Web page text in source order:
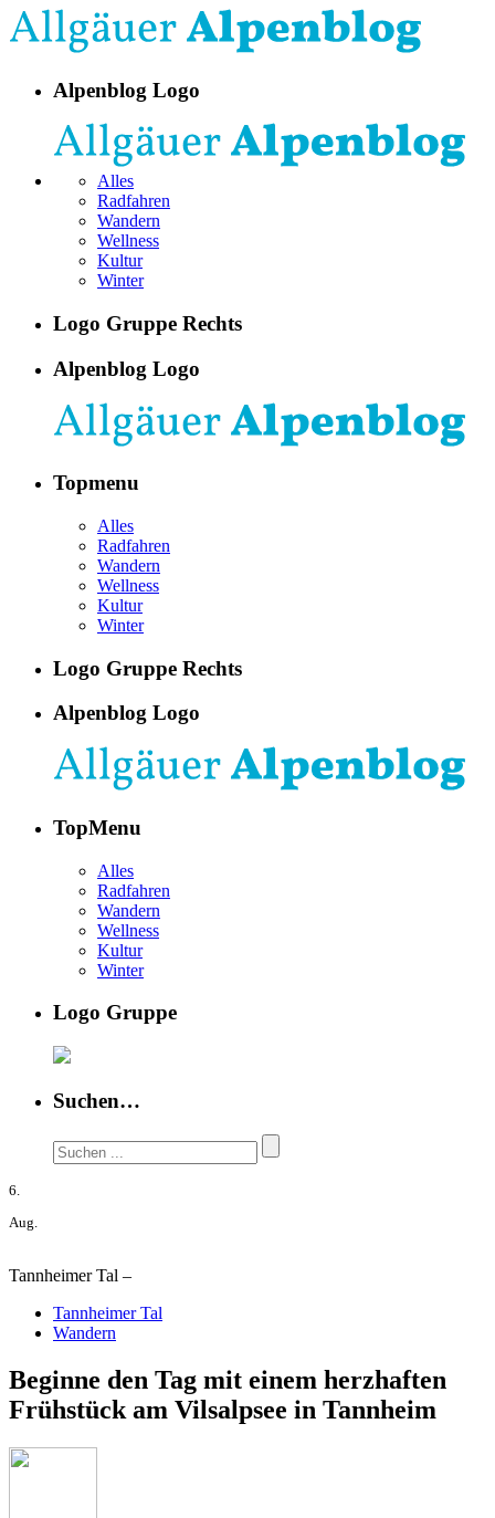
Alpenblog Logo
Alles
Radfahren
Wandern
Wellness
Kultur
Winter
Logo Gruppe Rechts
Alpenblog Logo
Topmenu
Alles
Radfahren
Wandern
Wellness
Kultur
Winter
Logo Gruppe Rechts
Alpenblog Logo
TopMenu
Alles
Radfahren
Wandern
Wellness
Kultur
Winter
Logo Gruppe
Suchen…
6.
Aug.
Tannheimer Tal –
Tannheimer Tal
Wandern
Beginne den Tag mit einem herzhaften
Frühstück am Vilsalpsee in Tannheim